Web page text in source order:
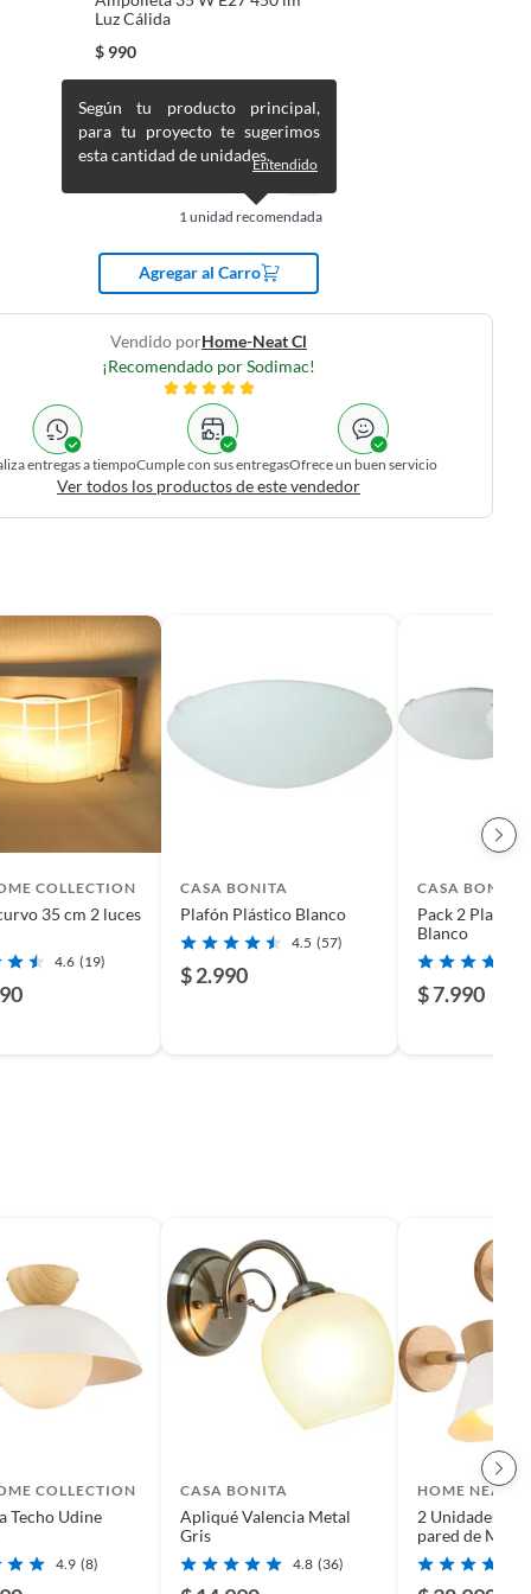
Luz Cálida
$ 990
1 unidad recomendada
Según tu producto principal,
para tu proyecto te sugerimos
esta cantidad de unidades.Entendido
Agregar al Carro
Vendido porHome-Neat Cl
¡Recomendado por Sodimac!
entregas a tiempoCumple con sus entregasOfrece un buen servicio
Ver todos los productos de este vendedor
COLLECTION
35 cm 2 luces
4.6 (19)
CASA BONITA
Plafón Plástico Blanco
4.5 (57)
$ 2.990
CASA BONITA
Pack 2
Blanco
$ 7.990
COLLECTION
Techo Udine
4.9 (8)
CASA BONITA
Apliqué Valencia Metal
Gris
4.8 (36)
HOME NEAT
2 Unidades
pared de
E27 18CM -